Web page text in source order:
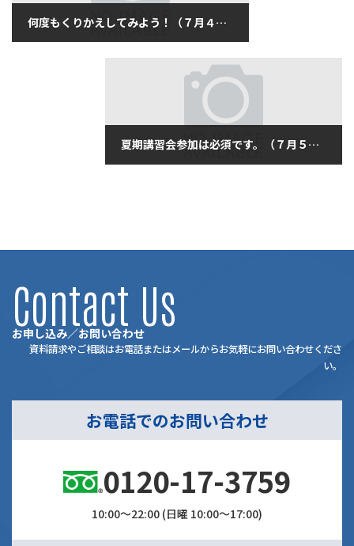
何度もくりかえしてみよう！（７月４日水曜日）
夏期講習会参加は必須です。（７月５日木曜日）
お申し込み／お問い合わせ
Contact Us
資料請求やご相談はお電話またはメールからお気軽にお問い合わせくださ
い。
お電話でのお問い合わせ
0120-17-3759
10:00～22:00 (日曜 10:00～17:00)